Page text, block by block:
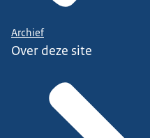
Archief
Over deze site